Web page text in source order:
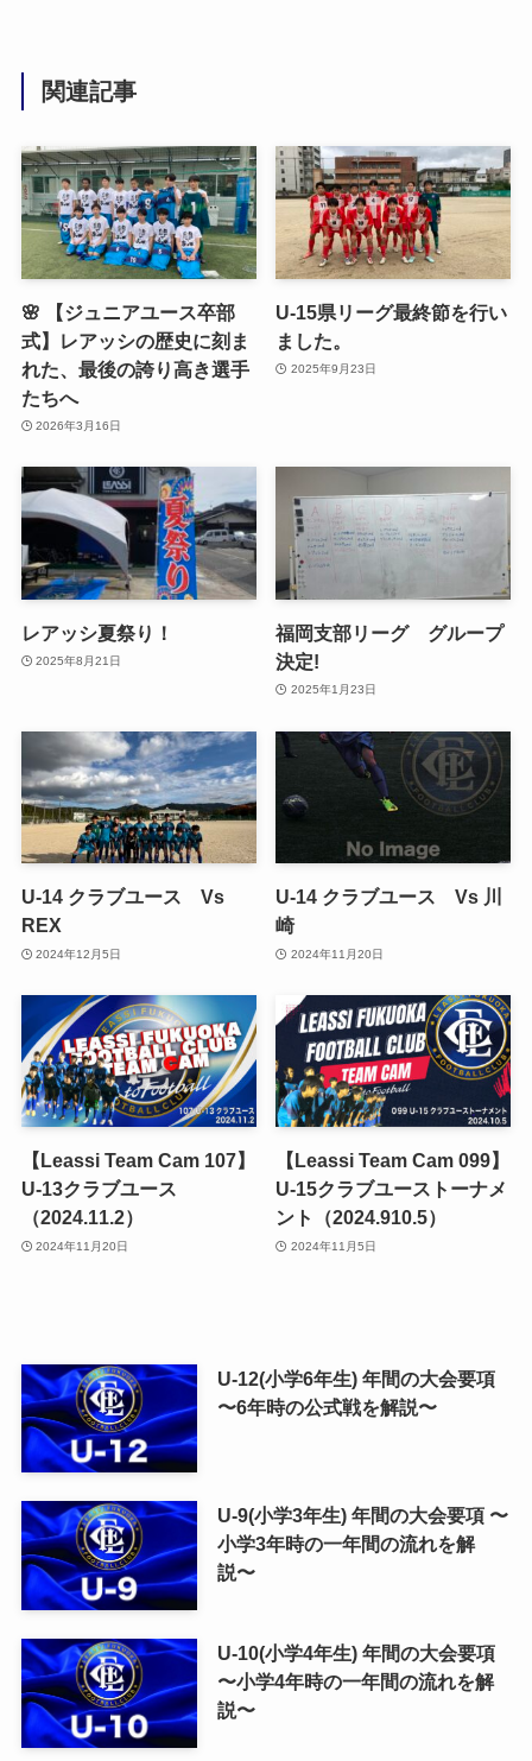
関連記事
🌸 【ジュニアユース卒部
式】レアッシの歴史に刻ま
れた、最後の誇り高き選手
たちへ
2026年3月16日
U-15県リーグ最終節を行い
ました。
2025年9月23日
レアッシ夏祭り！
2025年8月21日
福岡支部リーグ グループ
決定!
2025年1月23日
U-14 クラブユース Vs
REX
2024年12月5日
U-14 クラブユース Vs 川
崎
2024年11月20日
【Leassi Team Cam 107】
U-13クラブユース
（2024.11.2）
2024年11月20日
【Leassi Team Cam 099】
U-15クラブユーストーナメ
ント（2024.910.5）
2024年11月5日
U-12(小学6年生) 年間の大会要項
〜6年時の公式戦を解説〜
U-9(小学3年生) 年間の大会要項 〜
小学3年時の一年間の流れを解
説〜
U-10(小学4年生) 年間の大会要項
〜小学4年時の一年間の流れを解
説〜